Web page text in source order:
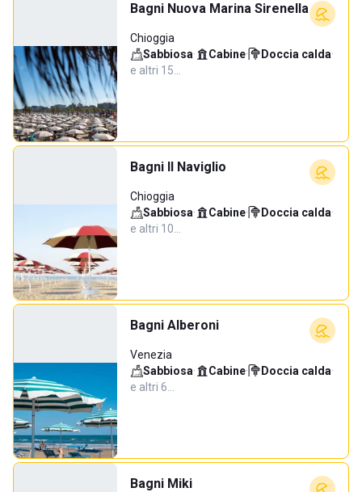
Bagni Nuova Marina Sirenella
Chioggia
Sabbiosa· Cabine· Doccia calda·
e altri 15…
Bagni Il Naviglio
Chioggia
Sabbiosa· Cabine· Doccia calda·
e altri 10…
Bagni Alberoni
Venezia
Sabbiosa· Cabine· Doccia calda·
e altri 6…
Bagni Miki